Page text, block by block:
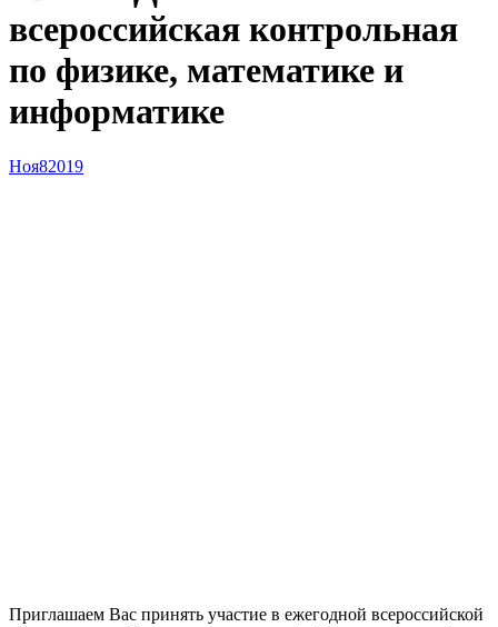
всероссийская контрольная
по физике, математике и
информатике
Ноя82019
Приглашаем Вас принять участие в ежегодной всероссийской